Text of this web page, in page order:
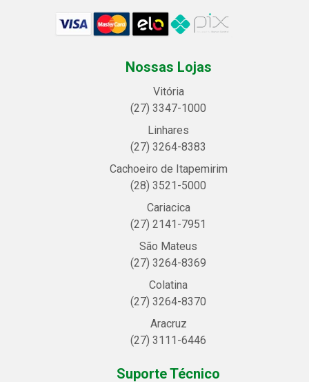
Nossas Lojas
Vitória
(27) 3347-1000
Linhares
(27) 3264-8383
Cachoeiro de Itapemirim
(28) 3521-5000
Cariacica
(27) 2141-7951
São Mateus
(27) 3264-8369
Colatina
(27) 3264-8370
Aracruz
(27) 3111-6446
Suporte Técnico